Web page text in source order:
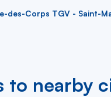
des-Corps TGV - Saint-
to nearby